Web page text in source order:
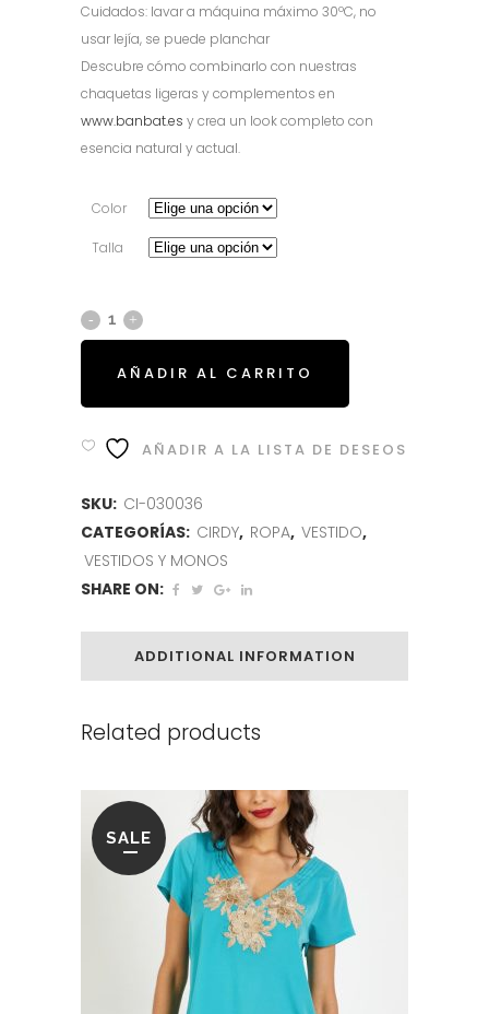
Cuidados: lavar a máquina máximo 30ºC, no
usar lejía, se puede planchar
Descubre cómo combinarlo con nuestras
chaquetas ligeras y complementos en
www.banbat.es y crea un look completo con
esencia natural y actual.
Color
Talla
AÑADIR AL CARRITO
AÑADIR A LA LISTA DE DESEOS
SKU: CI-030036
CATEGORÍAS: CIRDY, ROPA, VESTIDO,
VESTIDOS Y MONOS
SHARE ON:
ADDITIONAL INFORMATION
Related products
SALE